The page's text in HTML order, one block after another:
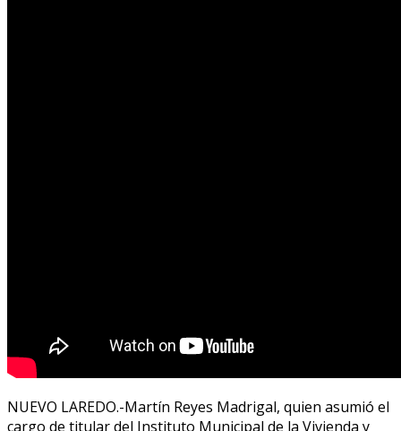
NUEVO LAREDO.-Martín Reyes Madrigal, quien asumió el
cargo de titular del Instituto Municipal de la Vivienda y